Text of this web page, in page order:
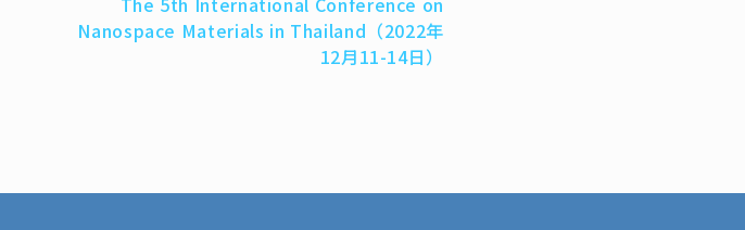
Nanospace Materials in Thailand（2022年
12月11-14日）